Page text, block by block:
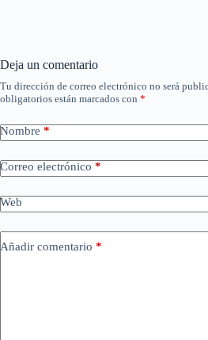
Deja un comentario
Tu dirección de correo electrónico no será
obligatorios están marcados con *
Nombre *
Correo electrónico *
Web
Añadir comentario *